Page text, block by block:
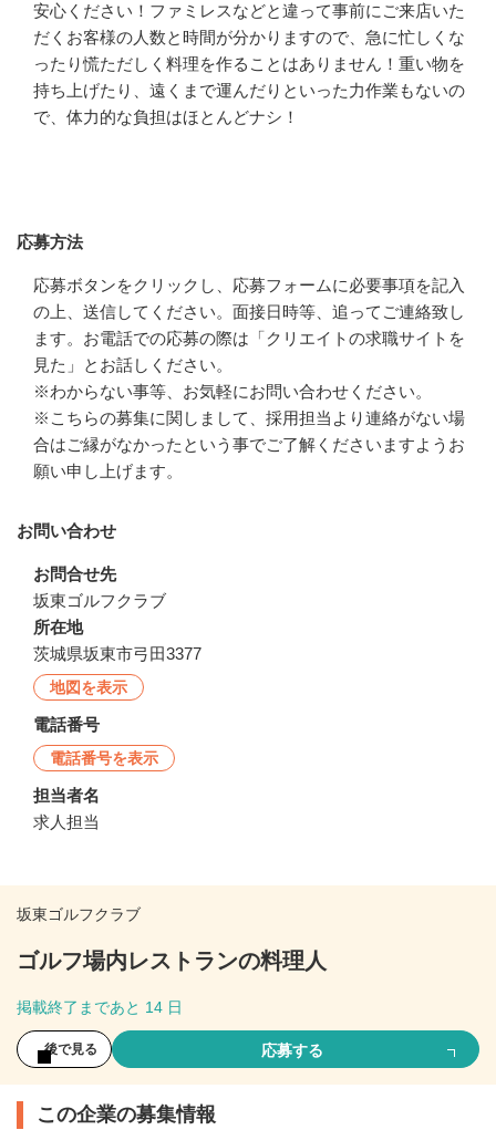
安心ください！ファミレスなどと違って事前にご来店いた
だくお客様の人数と時間が分かりますので、急に忙しくな
ったり慌ただしく料理を作ることはありません！重い物を
持ち上げたり、遠くまで運んだりといった力作業もないの
で、体力的な負担はほとんどナシ！
応募方法
応募ボタンをクリックし、応募フォームに必要事項を記入
の上、送信してください。面接日時等、追ってご連絡致し
ます。お電話での応募の際は「クリエイトの求職サイトを
見た」とお話しください。
※わからない事等、お気軽にお問い合わせください。
※こちらの募集に関しまして、採用担当より連絡がない場
合はご縁がなかったという事でご了解くださいますようお
願い申し上げます。
お問い合わせ
お問合せ先
坂東ゴルフクラブ
所在地
茨城県坂東市弓田3377
地図を表示
電話番号
電話番号を表示
担当者名
求人担当
坂東ゴルフクラブ
ゴルフ場内レストランの料理人
掲載終了まであと 14 日
後で見る 応募する
この企業の募集情報